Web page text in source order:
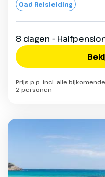
Oad Reisleiding
8 dagen -
Prijs p.p. incl. alle
2 personen